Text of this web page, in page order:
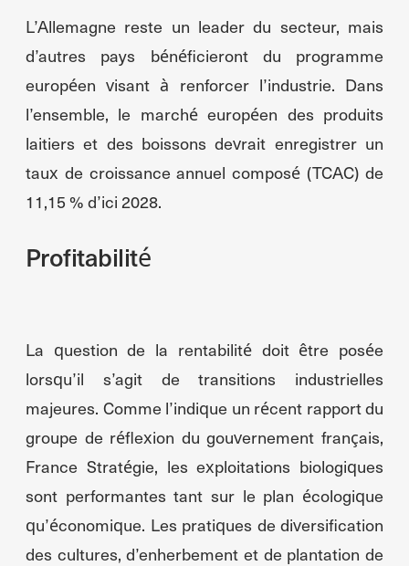
L’Allemagne reste un leader du secteur, mais
d’autres pays bénéficieront du programme
européen visant à renforcer l’industrie. Dans
l’ensemble, le marché européen des produits
laitiers et des boissons devrait enregistrer un
taux de croissance annuel composé (TCAC) de
11,15 % d’ici 2028.
Profitabilité
La question de la rentabilité doit être posée
lorsqu’il s’agit de transitions industrielles
majeures. Comme l’indique un récent rapport du
groupe de réflexion du gouvernement français,
France Stratégie, les exploitations biologiques
sont performantes tant sur le plan écologique
qu’économique. Les pratiques de diversification
des cultures, d’enherbement et de plantation de